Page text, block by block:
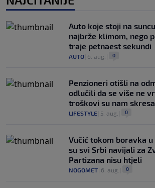
Auto koje stoji na
najbrže klimom, nego
traje petnaest sekundi
AUTO 6. aug. 0
Penzioneri otišli na
odlučili da se više ne
troškovi su nam
LIFESTYLE 5. aug. 0
Vučić tokom boravka u
su svi Srbi navijali za
Partizana nisu htjeli
NOGOMET 6. aug. 0